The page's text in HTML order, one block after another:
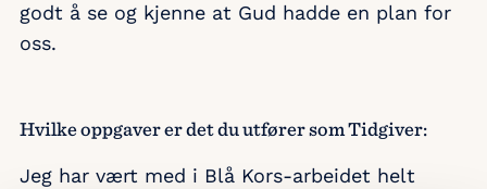
godt å se og kjenne at Gud hadde en plan for
oss.
Hvilke oppgaver er det du utfører som Tidgiver:
Jeg har vært med i Blå Kors-arbeidet helt